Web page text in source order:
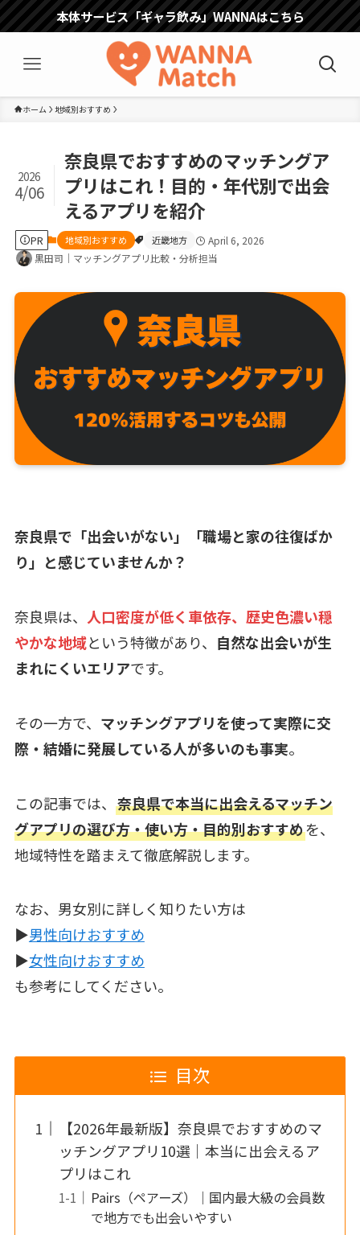
本体サービス「ギャラ飲み」WANNAはこちら
ホーム 地域別おすすめ
奈良県でおすすめのマッチングア
プリはこれ！目的・年代別で出会
えるアプリを紹介
2026
4/06
PR 地域別おすすめ 近畿地方
April 6, 2026
黒田司｜マッチングアプリ比較・分析担当
奈良県で「出会いがない」「職場と家の往復ばか
り」と感じていませんか？
奈良県は、 人口密度が低く車依存、歴史色濃い穏
やかな地域という特徴があり、 自然な出会いが生
まれにくいエリアです。
その一方で、 マッチングアプリを使って実際に交
際・結婚に発展している人が多いのも事実。
この記事では、 奈良県で本当に出会えるマッチン
グアプリの選び方・使い方・目的別おすすめを、
地域特性を踏まえて徹底解説します。
なお、男女別に詳しく知りたい方は
▶︎男性向けおすすめ
▶︎女性向けおすすめ
も参考にしてください。
目次
【2026年最新版】奈良県でおすすめのマ
ッチングアプリ10選｜本当に出会えるア
プリはこれ
Pairs（ペアーズ）｜国内最大級の会員数
で地方でも出会いやすい